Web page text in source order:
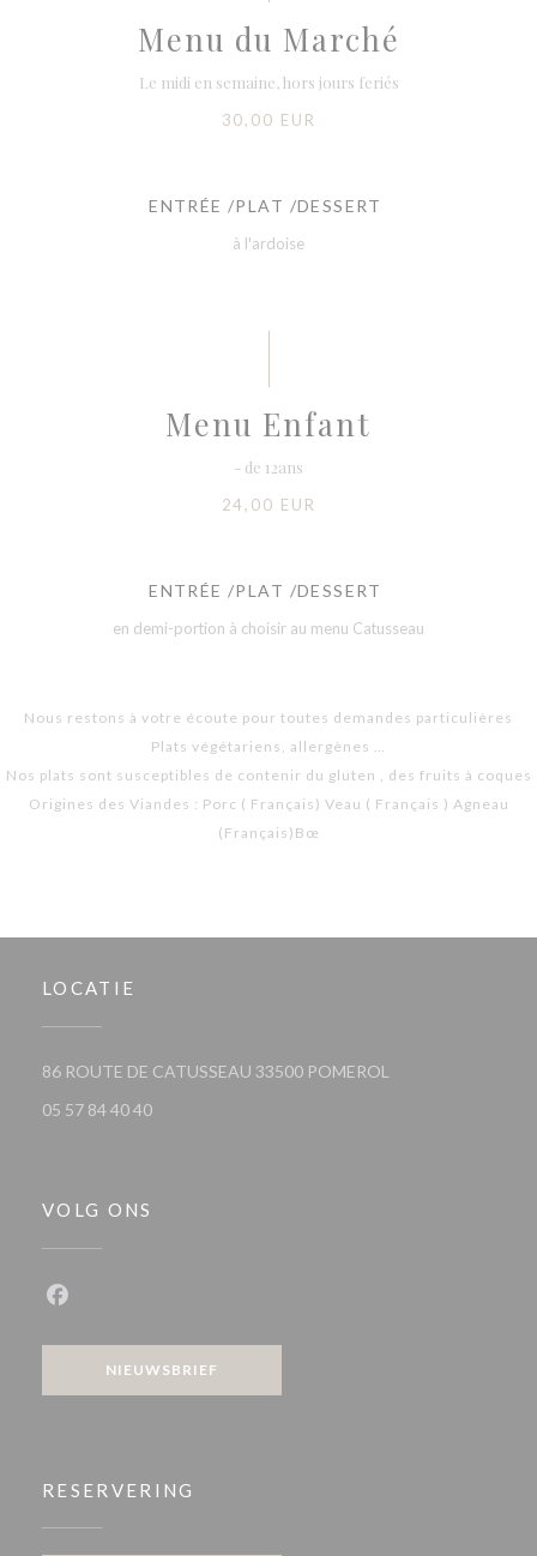
Menu du Marché
Le midi en semaine, hors jours feriés
30,00 EUR
ENTRÉE /PLAT /DESSERT
à l'ardoise
Menu Enfant
- de 12ans
24,00 EUR
ENTRÉE /PLAT /DESSERT
en demi-portion à choisir au menu Catusseau
Nous restons à votre écoute pour toutes demandes particulières
Plats végétariens, allergènes …
Nos plats sont susceptibles de contenir du gluten , des fruits à coques
Origines des Viandes : Porc ( Français) Veau ( Français ) Agneau
(Français)Bœ
LOCATIE
86 ROUTE DE CATUSSEAU 33500 POMEROL
05 57 84 40 40
VOLG ONS
NIEUWSBRIEF
RESERVERING